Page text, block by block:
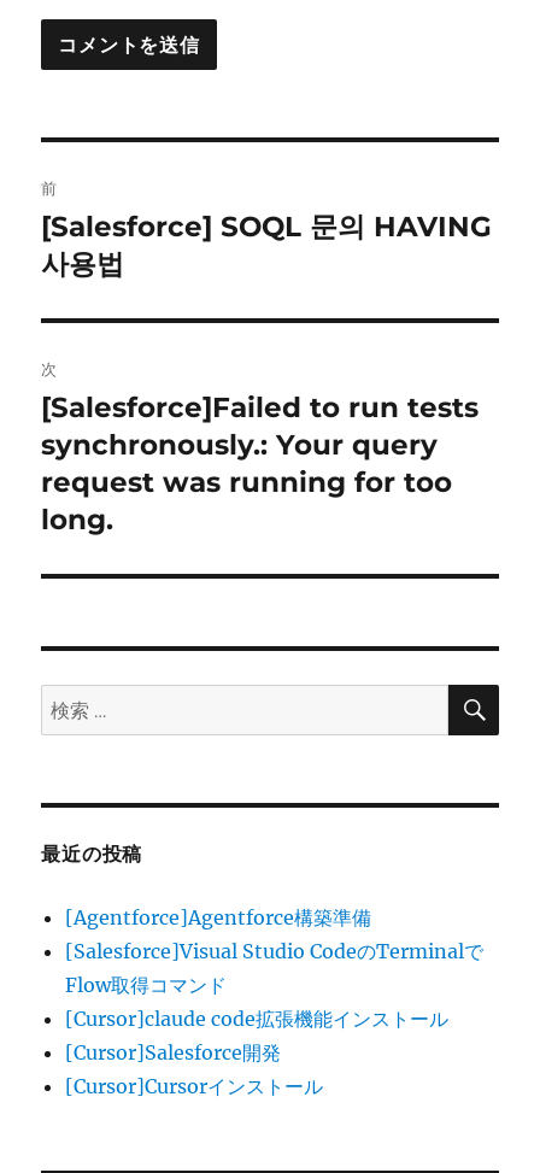
稿
ナ
ビ
ゲ
ー
シ
ョ
ン
前
前
の
稿:
[Salesforce] SOQL 문의 HAVING
사용법
次
次
の
投
稿:
[Salesforce]Failed to run tests
synchronously.: Your query
request was running for too
long.
検
索:
検
最近の投稿
[Agentforce]Agentforce構築準備
[Salesforce]Visual Studio CodeのTerminalで
Flow取得コマンド
[Cursor]claude code拡張機能インストール
[Cursor]Salesforce開発
[Cursor]Cursorインストール